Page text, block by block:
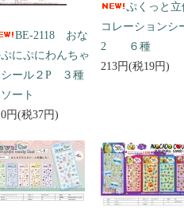
BE-2118 おな
にぷにわんちゃ
シール２P ３種
ート
円(税37円)
ぷくっと立
コレーションシ
2 ６種
213円(税19円)